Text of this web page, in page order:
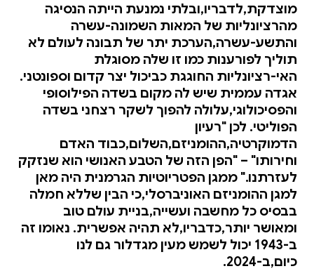
מוצדקת,לדבריו,ובלתי נמנעת הייתה הנסיגה
מהרציונליות של המאות השמונה-עשרה
והתשע-עשרה,הערכת יתר של תבונה לעולם לא
תוליך לפורענות כמו זו שלה מסוגלת
האי-רציונליות החוגגת כביכול יצר קדום וספונטני.
אגדה עממית שיש לה מקום בשדה הפילוסופי
והפסיכולוגי,עלולה להפוך לשקר רצחני בשדה
הפוליטי. לכן "רעיון
הדמוקרטיה,ההומניזם,השלום,כבוד האדם
וחירותו" – "הפן הזה של הטבע האנושי הוא שנזקק
לעזרתנו." ממגן הפטריוטיות הגרמנית היה מאן
למגן ההומניזם האוניברסלי,כי הבין שללא חמלה
בבסיס כל מחשבה ועשייה,בניית עולם טוב
ומאושר יותר,כדבריו,לא תהיה אפשרית. נאומו זה
ב-1943 יכול לשמש מעין מגדלור גם לנו
כיום,ב-2024.